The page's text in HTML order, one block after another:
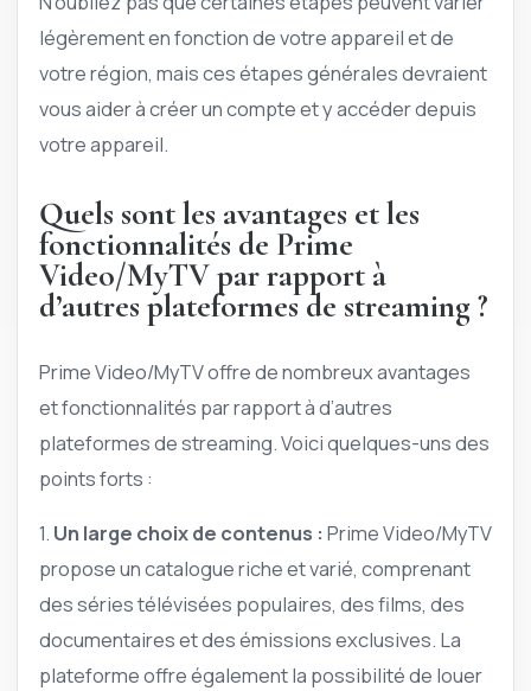
légèrement en fonction de votre appareil et de
votre région, mais ces étapes générales devraient
vous aider à créer un compte et y accéder depuis
votre appareil.
Quels sont les avantages et les
fonctionnalités de Prime
Video/MyTV par rapport à
d’autres plateformes de streaming ?
Prime Video/MyTV offre de nombreux avantages
et fonctionnalités par rapport à d’autres
plateformes de streaming. Voici quelques-uns des
points forts :
1. Un large choix de contenus : Prime Video/MyTV
propose un catalogue riche et varié, comprenant
des séries télévisées populaires, des films, des
documentaires et des émissions exclusives. La
plateforme offre également la possibilité de louer